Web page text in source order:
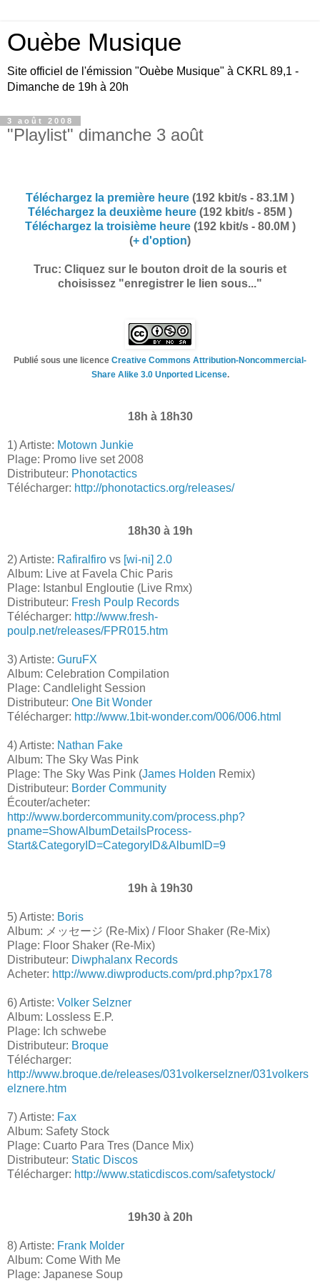
Ouèbe Musique
Site officiel de l'émission "Ouèbe Musique" à CKRL 89,1 -
Dimanche de 19h à 20h
3 août 2008
"Playlist" dimanche 3 août
Téléchargez la première heure (192 kbit/s - 83.1M )
Téléchargez la deuxième heure (192 kbit/s - 85M )
Téléchargez la troisième heure (192 kbit/s -80.0M )
(+ d'option)
Truc: Cliquez sur le bouton droit de la souris et
choisissez "enregistrer le lien sous..."
Publié sous une licence Creative Commons Attribution-Noncommercial-
Share Alike 3.0 Unported License.
18h à 18h30
1) Artiste: Motown Junkie
Plage: Promo live set 2008
Distributeur: Phonotactics
Télécharger: http://phonotactics.org/releases/
18h30 à 19h
2) Artiste: Rafiralfiro vs [wi-ni] 2.0
Album: Live at Favela Chic Paris
Plage: Istanbul Engloutie (Live Rmx)
Distributeur: Fresh Poulp Records
Télécharger: http://www.fresh-
poulp.net/releases/FPR015.htm
3) Artiste: GuruFX
Album: Celebration Compilation
Plage: Candlelight Session
Distributeur: One Bit Wonder
Télécharger: http://www.1bit-wonder.com/006/006.html
4) Artiste: Nathan Fake
Album: The Sky Was Pink
Plage: The Sky Was Pink (James Holden Remix)
Distributeur: Border Community
Écouter/acheter:
http://www.bordercommunity.com/process.php?
pname=ShowAlbumDetailsProcess-
Start&CategoryID=CategoryID&AlbumID=9
19h à 19h30
5) Artiste: Boris
Album: メッセージ (Re-Mix) / Floor Shaker (Re-Mix)
Plage: Floor Shaker (Re-Mix)
Distributeur: Diwphalanx Records
Acheter: http://www.diwproducts.com/prd.php?px178
6) Artiste: Volker Selzner
Album: Lossless E.P.
Plage: Ich schwebe
Distributeur: Broque
Télécharger:
http://www.broque.de/releases/031volkerselzner/031volkers
elznere.htm
7) Artiste: Fax
Album: Safety Stock
Plage: Cuarto Para Tres (Dance Mix)
Distributeur: Static Discos
Télécharger: http://www.staticdiscos.com/safetystock/
19h30 à 20h
8) Artiste: Frank Molder
Album: Come With Me
Plage: Japanese Soup